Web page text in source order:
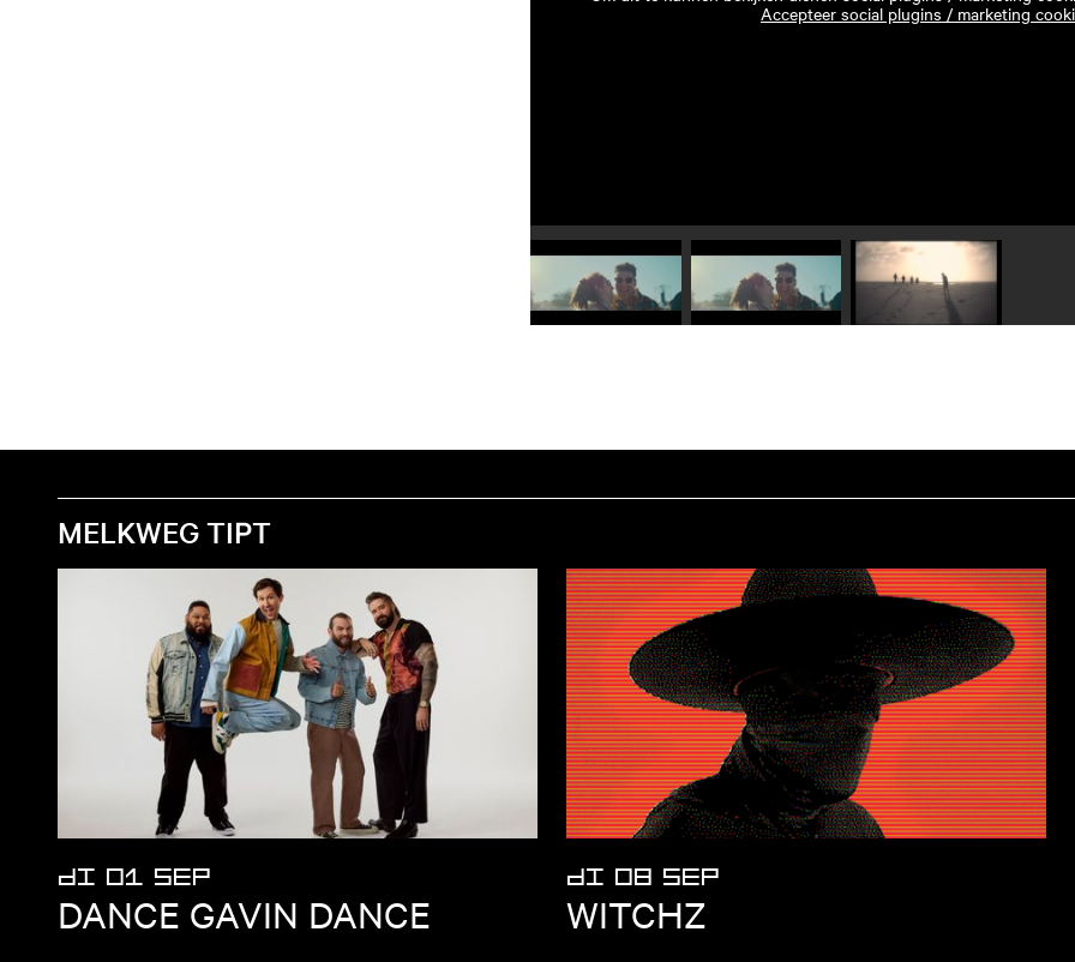
Accepteer social plugins / marketing
Speel video 2 af Speel video 3 af
MELKWEG TIPT
DI 01 SEP
DANCE GAVIN DANCE
DI 08 SEP
WITCHZ